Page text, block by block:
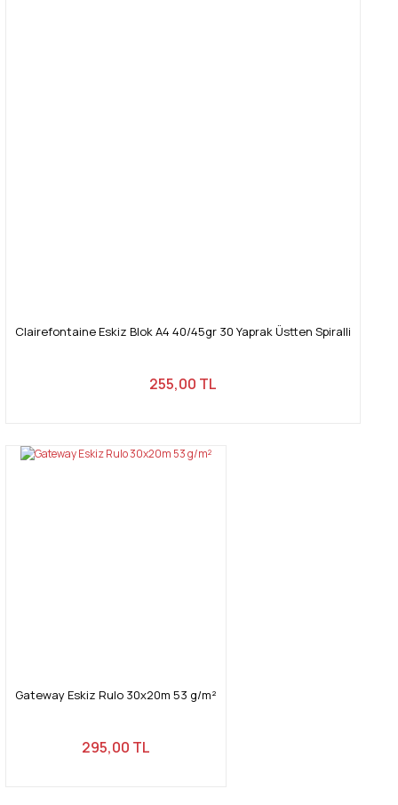
Clairefontaine Eskiz Blok A4 40/45gr 30 Yaprak Üstten Spiralli
255,00 TL
Gateway Eskiz Rulo 30x20m 53 g/m²
295,00 TL